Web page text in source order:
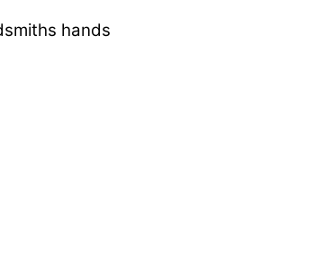
hands